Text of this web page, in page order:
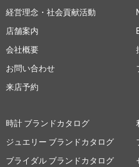
経営理念・社会貢献活動
店舗案内
会社概要
お問い合わせ
来店予約
時計 ブランドカタログ
ジュエリー ブランドカタログ
ブライダル ブランドカタログ